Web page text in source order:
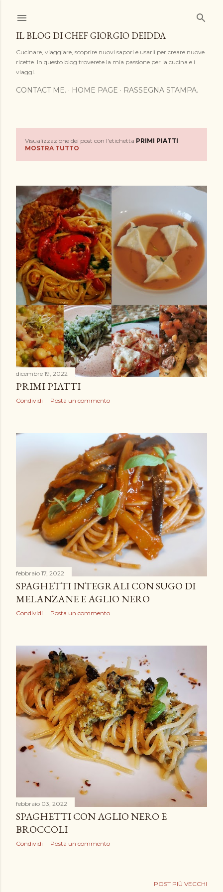
IL BLOG DI CHEF GIORGIO DEIDDA
Cucinare, viaggiare, scoprire nuovi sapori e usarli per creare nuove
ricette. In questo blog troverete la mia passione per la cucina e i
viaggi.
CONTACT ME. HOME PAGE RASSEGNA STAMPA.
s
t
Visualizzazione dei post con l'etichetta PRIMI PIATTI
MOSTRA TUTTO
dicembre 19, 2022
PRIMI PIATTI
Condividi Posta un commento
febbraio 17, 2022
SPAGHETTI INTEGRALI CON SUGO DI
MELANZANE E AGLIO NERO
Condividi Posta un commento
febbraio 03, 2022
SPAGHETTI CON AGLIO NERO E
BROCCOLI
Condividi Posta un commento
POST PIÙ VECCHI